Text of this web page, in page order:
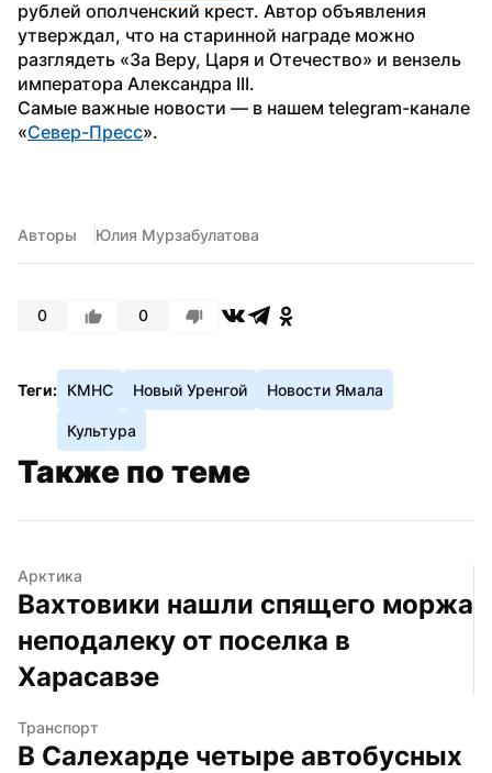
рублей ополченский крест. Автор объявления
утверждал, что на старинной награде можно
разглядеть «За Веру, Царя и Отечество» и вензель
императора Александра III.
Самые важные новости — в нашем telegram-канале
«Север-Пресс».
Авторы Юлия Мурзабулатова
0 0
Теги: КМНС Новый Уренгой Новости Ямала
Культура
Также по теме
Арктика
Вахтовики нашли спящего моржа
неподалеку от поселка в
Харасавэе
Транспорт
В Салехарде четыре автобусных